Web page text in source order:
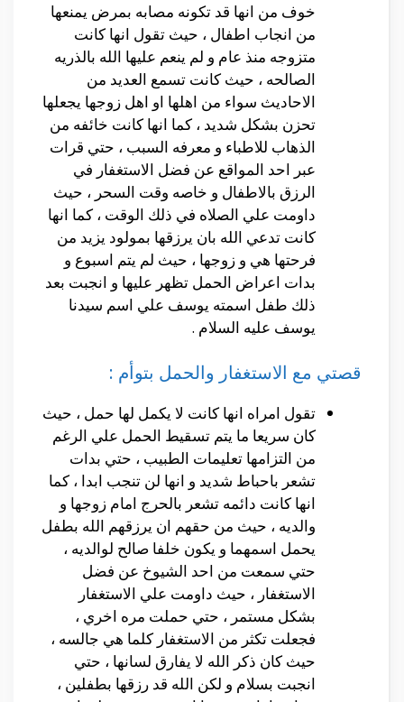
خوف من انها قد تكونه مصابه بمرض يمنعها
من انجاب اطفال ، حيث تقول انها كانت
متزوجه منذ عام و لم ينعم عليها الله بالذريه
الصالحه ، حيث كانت تسمع العديد من
الاحاديث سواء من اهلها او اهل زوجها يجعلها
تحزن بشكل شديد ، كما انها كانت خائفه من
الذهاب للاطباء و معرفه السبب ، حتي قرات
عبر احد المواقع عن فضل الاستغفار في
الرزق بالاطفال و خاصه وقت السحر ، حيث
داومت علي الصلاه في ذلك الوقت ، كما انها
كانت تدعي الله بان يرزقها بمولود يزيد من
فرحتها هي و زوجها ، حيث لم يتم اسبوع و
بدات اعراض الحمل تظهر عليها و انجبت بعد
ذلك طفل اسمته يوسف علي اسم سيدنا
يوسف عليه السلام .
قصتي مع الاستغفار والحمل بتوأم :
تقول امراه انها كانت لا يكمل لها حمل ، حيث
كان سريعا ما يتم تسقيط الحمل علي الرغم
من التزامها تعليمات الطبيب ، حتي بدات
تشعر باحباط شديد و انها لن تنجب ابدا ، كما
انها كانت دائمه تشعر بالحرج امام زوجها و
والديه ، حيث من حقهم ان يرزقهم الله بطفل
يحمل اسمهما و يكون خلفا صالح لوالديه ،
حتي سمعت من احد الشيوخ عن فضل
الاستغفار ، حيث داومت علي الاستغفار
بشكل مستمر ، حتي حملت مره اخري ،
فجعلت تكثر من الاستغفار كلما هي جالسه ،
حيث كان ذكر الله لا يفارق لسانها ، حتي
انجبت بسلام و لكن الله قد رزقها بطفلين ،